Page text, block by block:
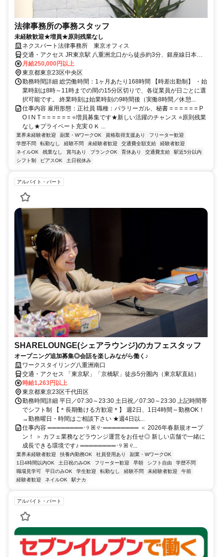
法律事務所の事務スタッフ
未経験歓迎★増員★原則残業なし
ネクスパート法律事務所 東京オフィス
交通・アクセス JR東京駅 八重洲北口から徒歩約3分、銀座線日本橋
駅 A7出口から徒歩約2分、東西線大手町駅 B10出口から徒歩約2分
月給250,000円以上
東京都東京23区中央区
勤務時間詳細 総労働時間：1ヶ月あたり168時間 【時差出勤制】 ・始
業時刻は8時～11時までの間の15分区切りで、各従業員が日ごとに選
択可能です。 終業時刻は始業時刻の9時間後（実働8時間／休憩...
仕事内容 雇用形態：正社員 職種：パラリーガル、秘書 = = = = = = P
O I N T = = = = = = ⭐増員募集です★新しい活躍のチャンス ⭐原則残業
なし★プライベート充実ＯＫ ...
業界未経験者歓迎 副業・WワークOK 資格取得支援あり
フリーター歓迎
学歴不問
転勤なし 経験不問 未経験者歓迎 交通費全額支給
経験者歓迎
ネイルOK
残業なし 賞与あり ブランクOK 育休あり 交通費支給
駅近5分以内
シフト制
ピアスOK 土日祝休み
アルバイト・パート
SHARELOUNGE(シェアラウンジ)のカフェスタッフ
オープニング追加募集◎会話を楽しみながら働く♪
ワークスタイリング八重洲南口
交通・アクセス 「東京駅」「京橋駅」徒歩5分圏内（東京駅直結）
時給1,263円以上
東京都東京23区千代田区
勤務時間詳細 平日／07:30～23:30 土日祝／07:30～23:30 上記時間帯
でシフト制 【＊長期働ける方歓迎＊】 週2日、1日4時間～勤務OK！
→勤務曜日・時間はご相談下さい ★週4日以...
仕事内容 ════════･୨ ꕤ ୧･════════ ＜ 2026年春新規オープ
ン！ ＞ カフェ業務などラウンジ運営をお任せ◎ 新しい店舗で一緒に
成長できる環境です♪ ════════･୨ ꕤ ୧...
業界未経験者歓迎 扶養内勤務OK 社員登用あり
副業・WワークOK
1日4時間以内OK
土日祝のみOK フリーター歓迎 早朝 シフト自由
学歴不問
職場見学可
平日のみOK 学生歓迎 転勤なし 経験不問 未経験者歓迎
午前
経験者歓迎
ネイルOK 駅ナカ
アルバイト・パート